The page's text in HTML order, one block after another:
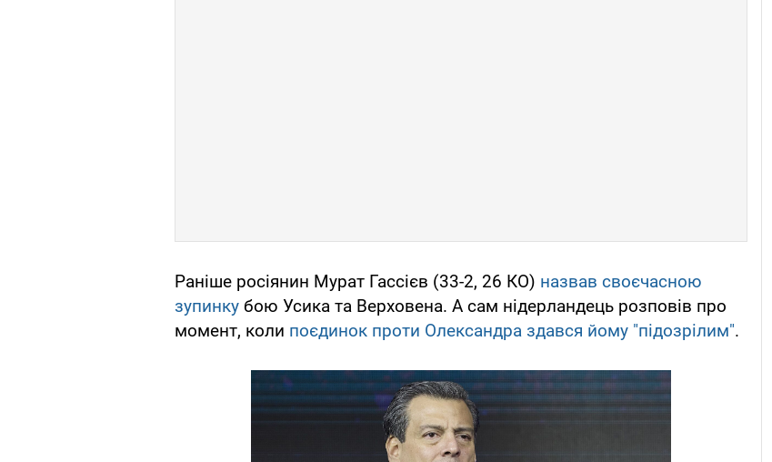
Раніше росіянин Мурат Гассієв (33-2, 26 КО) назвав своєчасною
зупинку бою Усика та Верховена. А сам нідерландець розповів про
момент, коли поєдинок проти Олександра здався йому "підозрілим".